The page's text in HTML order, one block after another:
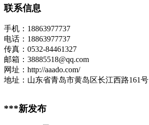
联系信息
手机：18863977737
电话：18863977737
传真：0532-84461327
邮箱：38885518@qq.com
网址：http://aaado.com/
地址：山东省青岛市黄岛区长江西路161号
***新发布